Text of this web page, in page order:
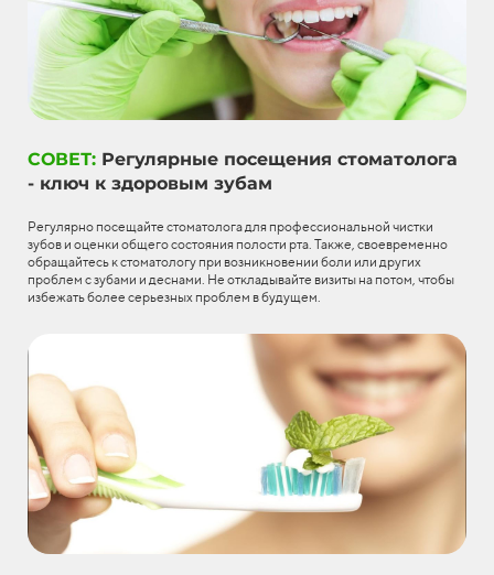
СОВЕТ: Регулярные посещения стоматолога
- ключ к здоровым зубам
Регулярно посещайте стоматолога для профессиональной чистки
зубов и оценки общего состояния полости рта. Также, своевременно
обращайтесь к стоматологу при возникновении боли или других
проблем с зубами и деснами. Не откладывайте визиты на потом, чтобы
избежать более серьезных проблем в будущем.